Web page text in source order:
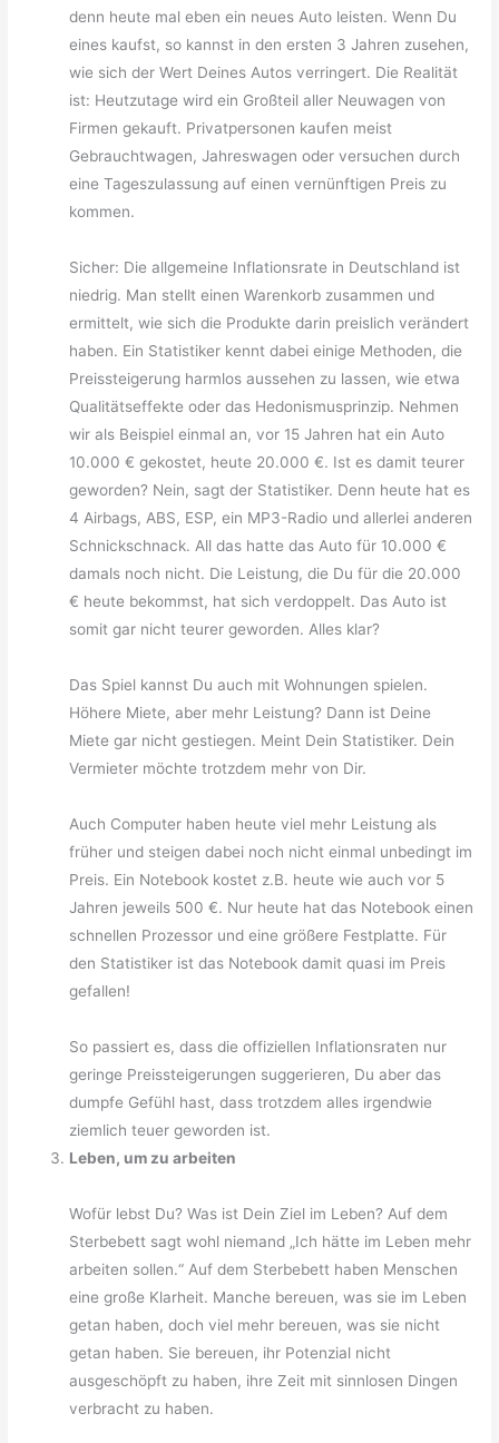
denn heute mal eben ein neues Auto leisten. Wenn Du
eines kaufst, so kannst in den ersten 3 Jahren zusehen,
wie sich der Wert Deines Autos verringert. Die Realität
ist: Heutzutage wird ein Großteil aller Neuwagen von
Firmen gekauft. Privatpersonen kaufen meist
Gebrauchtwagen, Jahreswagen oder versuchen durch
eine Tageszulassung auf einen vernünftigen Preis zu
kommen.
Sicher: Die allgemeine Inflationsrate in Deutschland ist
niedrig. Man stellt einen Warenkorb zusammen und
ermittelt, wie sich die Produkte darin preislich verändert
haben. Ein Statistiker kennt dabei einige Methoden, die
Preissteigerung harmlos aussehen zu lassen, wie etwa
Qualitätseffekte oder das Hedonismusprinzip. Nehmen
wir als Beispiel einmal an, vor 15 Jahren hat ein Auto
10.000 € gekostet, heute 20.000 €. Ist es damit teurer
geworden? Nein, sagt der Statistiker. Denn heute hat es
4 Airbags, ABS, ESP, ein MP3-Radio und allerlei anderen
Schnickschnack. All das hatte das Auto für 10.000 €
damals noch nicht. Die Leistung, die Du für die 20.000
€ heute bekommst, hat sich verdoppelt. Das Auto ist
somit gar nicht teurer geworden. Alles klar?
Das Spiel kannst Du auch mit Wohnungen spielen.
Höhere Miete, aber mehr Leistung? Dann ist Deine
Miete gar nicht gestiegen. Meint Dein Statistiker. Dein
Vermieter möchte trotzdem mehr von Dir.
Auch Computer haben heute viel mehr Leistung als
früher und steigen dabei noch nicht einmal unbedingt im
Preis. Ein Notebook kostet z.B. heute wie auch vor 5
Jahren jeweils 500 €. Nur heute hat das Notebook einen
schnellen Prozessor und eine größere Festplatte. Für
den Statistiker ist das Notebook damit quasi im Preis
gefallen!
So passiert es, dass die offiziellen Inflationsraten nur
geringe Preissteigerungen suggerieren, Du aber das
dumpfe Gefühl hast, dass trotzdem alles irgendwie
ziemlich teuer geworden ist.
Leben, um zu arbeiten
Wofür lebst Du? Was ist Dein Ziel im Leben? Auf dem
Sterbebett sagt wohl niemand „Ich hätte im Leben mehr
arbeiten sollen.“ Auf dem Sterbebett haben Menschen
eine große Klarheit. Manche bereuen, was sie im Leben
getan haben, doch viel mehr bereuen, was sie nicht
getan haben. Sie bereuen, ihr Potenzial nicht
ausgeschöpft zu haben, ihre Zeit mit sinnlosen Dingen
verbracht zu haben.